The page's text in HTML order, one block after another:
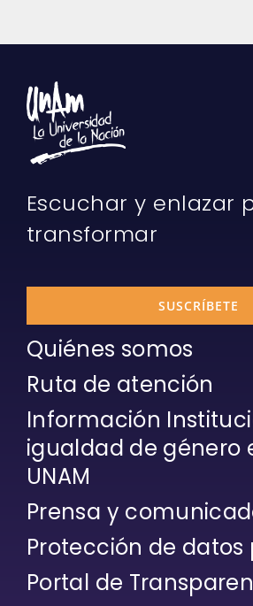
Escuchar y enlazar
transformar
SUSCRÍBETE
Quiénes somos
Ruta de atención
Información
igualdad de género
UNAM
Prensa y
Protección de datos
Portal de